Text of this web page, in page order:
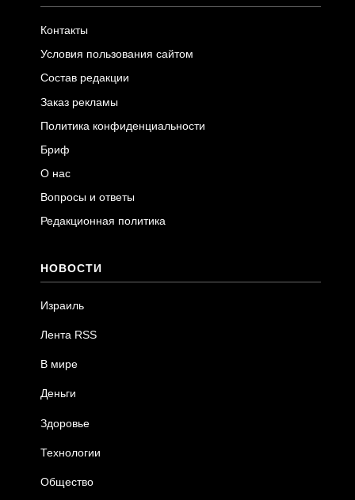
Контакты
Условия пользования сайтом
Состав редакции
Заказ рекламы
Политика конфиденциальности
Бриф
О нас
Вопросы и ответы
Редакционная политика
НОВОСТИ
Израиль
Лента RSS
В мире
Деньги
Здоровье
Технологии
Общество